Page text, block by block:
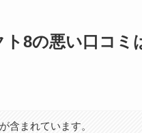
8の悪い口コミ
含まれています。